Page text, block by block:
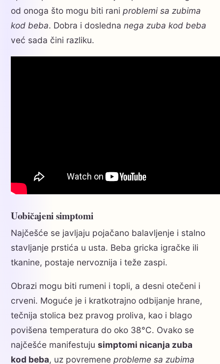
od onoga što mogu biti rani problemi sa zubima
kod beba. Dobra i dosledna nega zuba kod beba
već sada čini razliku.
Uobičajeni simptomi
Najčešće se javljaju pojačano balavljenje i stalno
stavljanje prstića u usta. Beba gricka igračke ili
tkanine, postaje nervoznija i teže zaspi.
Obrazi mogu biti rumeni i topli, a desni otečeni i
crveni. Moguće je i kratkotrajno odbijanje hrane,
tečnija stolica bez pravog proliva, kao i blago
povišena temperatura do oko 38°C. Ovako se
najčešće manifestuju simptomi nicanja zuba
kod beba, uz povremene probleme sa zubima